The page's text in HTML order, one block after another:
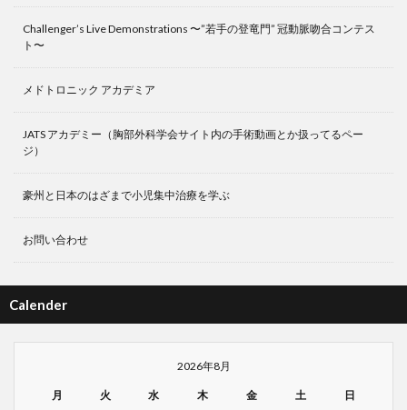
Challenger’s Live Demonstrations 〜”若手の登竜門” 冠動脈吻合コンテス
ト〜
メドトロニック アカデミア
JATS アカデミー（胸部外科学会サイト内の手術動画とか扱ってるペー
ジ）
豪州と日本のはざまで小児集中治療を学ぶ
お問い合わせ
Calender
2026年8月
月 火 水 木 金 土 日